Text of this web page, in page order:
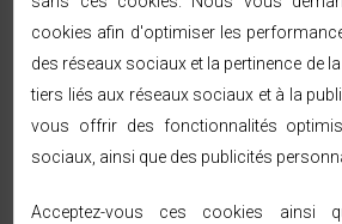
ou en 2, 3 et 4 fois sans frais dès 99 €
cookies afin d'optimiser les
des réseaux sociaux et la pertinence de
tiers liés aux réseaux sociaux et à la
vous offrir des fonctionnalités
sociaux, ainsi que des publicités
Acceptez-vous ces cookies ainsi